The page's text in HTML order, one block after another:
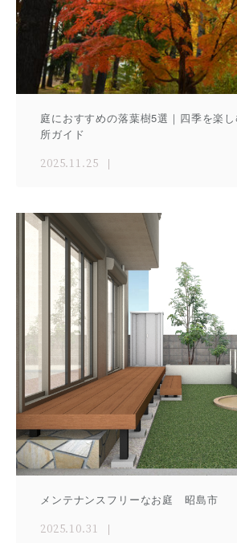
庭におすすめの落葉樹5選｜四季を楽
所ガイド
2025.11.25
メンテナンスフリーなお庭 昭島市
2025.10.31